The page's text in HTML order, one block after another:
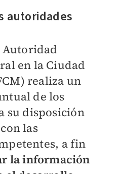
autoridades
Autoridad
en la Ciudad
realiza un
de los
su disposición
las
a fin
la información